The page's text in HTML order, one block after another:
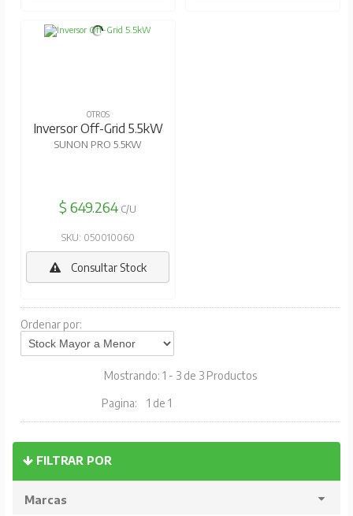
FILTRAR POR
Marcas
OTROS
Inversor Off-Grid 5.5kW
SUNON PRO 5.5KW
$ 649.264 C/U
SKU: 050010060
Consultar Stock
Ordenar por:
Mostrando: 1 - 3 de 3 Productos
Pagina: 1 de 1